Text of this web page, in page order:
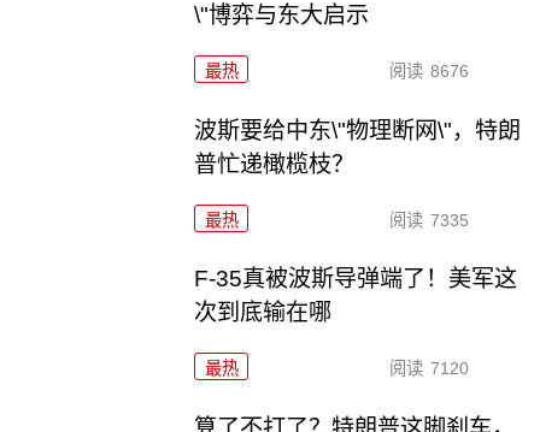
\"博弈与东大启示
最热 阅读 8676
波斯要给中东\"物理断网\"，特朗
普忙递橄榄枝？
最热 阅读 7335
F-35真被波斯导弹端了！美军这
次到底输在哪
最热 阅读 7120